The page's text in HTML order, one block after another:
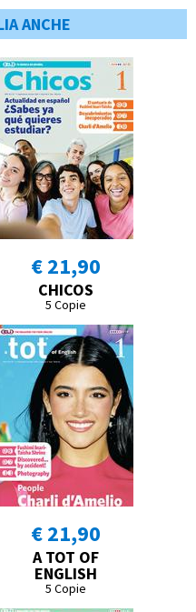
ANCHE
€ 21,90
CHICOS
5 Copie
€ 21,90
A TOT OF
ENGLISH
5 Copie